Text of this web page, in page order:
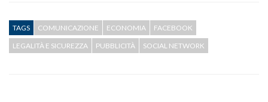
TAGS COMUNICAZIONE ECONOMIA
FACEBOOK
LEGALITÀ E SICUREZZA
PUBBLICITÀ SOCIAL NETWORK